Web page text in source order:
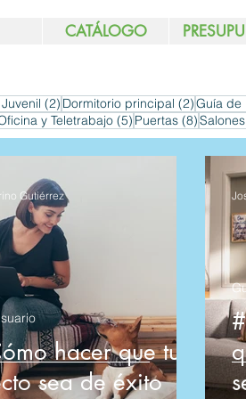
CATÁLOGO
(2) 2 entradas
Dormitorio principal (2)2
Guía de
entradasy Teletrabajo (5) 5 entradas
Puertas (8)8
hacer que tu
sea de éxito
Gutiérrez